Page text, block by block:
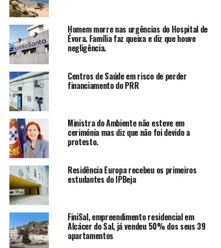
Homem morre nas urgências do Hospital de
Évora. Família faz queixa e diz que houve
negligência.
Centros de Saúde em risco de perder
financiamento do PRR
Ministra do Ambiente não esteve em
cerimónia mas diz que não foi devido a
protesto.
Residência Europa recebeu os primeiros
estudantes do IPBeja
FiniSal, empreendimento residencial em
Alcácer do Sal, já vendeu 50% dos seus 39
apartamentos